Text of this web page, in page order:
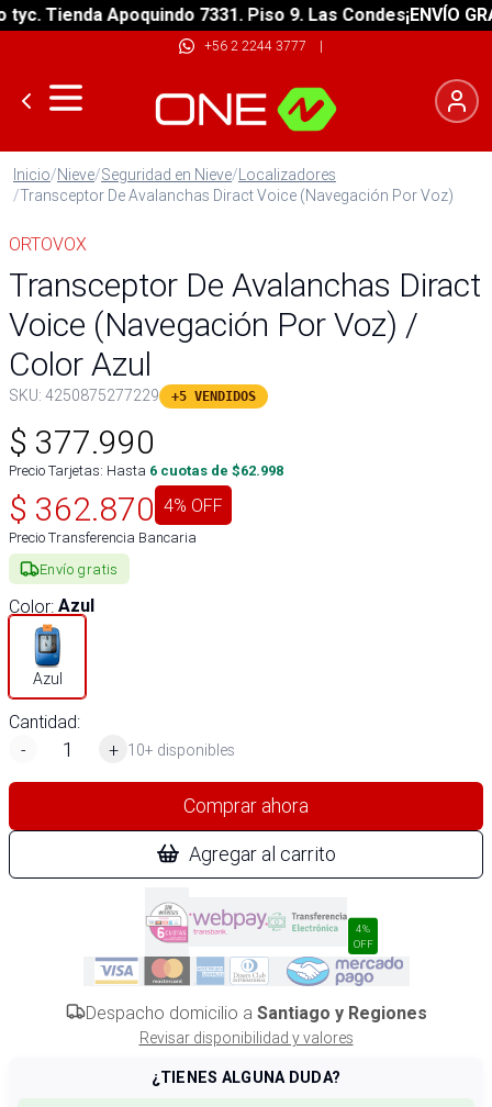
Tienda Apoquindo 7331. Piso 9. Las Condes¡ENVÍO
+56 2 2244 3777 |
Inicio/Nieve/Seguridad en Nieve/Localizadores
/Transceptor De Avalanchas Diract Voice (Navegación Por Voz)
ORTOVOX
Transceptor De Avalanchas Diract
Voice (Navegación Por Voz) /
Color Azul
SKU: 4250875277229 +5 VENDIDOS
$ 377.990
Precio Tarjetas: Hasta 6 cuotas de $62.998
$ 362.870 4% OFF
Precio Transferencia Bancaria
Envío gratis
Color: Azul
Azul
Cantidad:
-
+ 10+ disponibles
Comprar ahora
Agregar al carrito
4%
OFF
Despacho domicilio a Santiago y Regiones
Revisar disponibilidad y valores
¿TIENES ALGUNA DUDA?